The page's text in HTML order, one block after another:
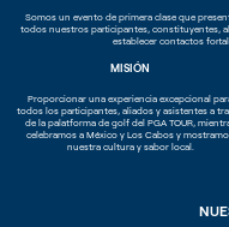
Somos un evento de primera clase que
todos nuestros participantes, constituyentes,
establecer contactos
MISIÓN
Proporcionar una experiencia excepcional
todos los participantes, aliados y asistentes a
de la palatforma de golf del PGA TOUR,
celebramos a México y Los Cabos y
nuestra cultura y sabor local.